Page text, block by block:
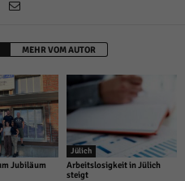
MEHR VOM AUTOR
Jubiläum
Jülich
Arbeitslosigkeit in Jülich
steigt